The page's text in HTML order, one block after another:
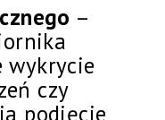
–
wykrycie
czy
podjęcie